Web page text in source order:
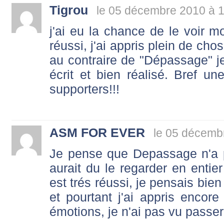
Tigrou le 05 décembre 2010 à
j'ai eu la chance de le voir
réussi, j'ai appris plein de
au contraire de "Dépassage"
écrit et bien réalisé. Bref
supporters!!!
ASM FOR EVER le 05
Je pense que Depassage
aurait du le regarder en
est trés réussi, je pensais
et pourtant j'ai appris
émotions, je n'ai pas vu